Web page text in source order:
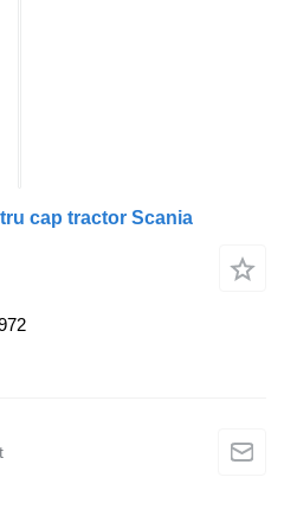
cap tractor Scania